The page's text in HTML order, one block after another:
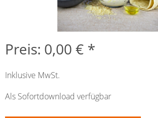
Preis: 0,00 € *
Inklusive MwSt.
Als Sofortdownload verfügbar